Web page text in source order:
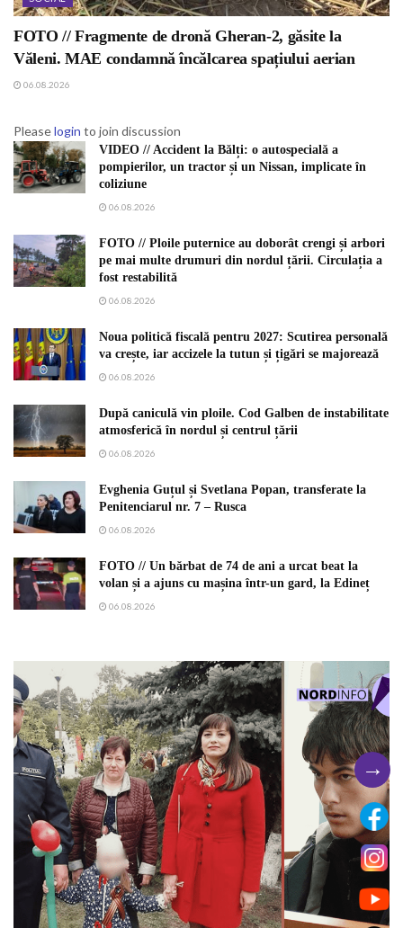
FOTO // Fragmente de dronă Gheran-2, găsite la
Văleni. MAE condamnă încălcarea spațiului aerian
06.08.2026
Pleaselogin to join discussion
VIDEO // Accident la Bălți: o autospecială a
pompierilor, un tractor și un Nissan, implicate în
coliziune
06.08.2026
FOTO // Ploile puternice au doborât crengi și arbori
pe mai multe drumuri din nordul țării. Circulația a
fost restabilită
06.08.2026
Noua politică fiscală pentru 2027: Scutirea personală
va crește, iar accizele la tutun și țigări se majorează
06.08.2026
După caniculă vin ploile. Cod Galben de instabilitate
atmosferică în nordul și centrul țării
06.08.2026
Evghenia Guțul și Svetlana Popan, transferate la
Penitenciarul nr. 7 – Rusca
06.08.2026
FOTO // Un bărbat de 74 de ani a urcat beat la
volan și a ajuns cu mașina într-un gard, la Edineț
06.08.2026
→